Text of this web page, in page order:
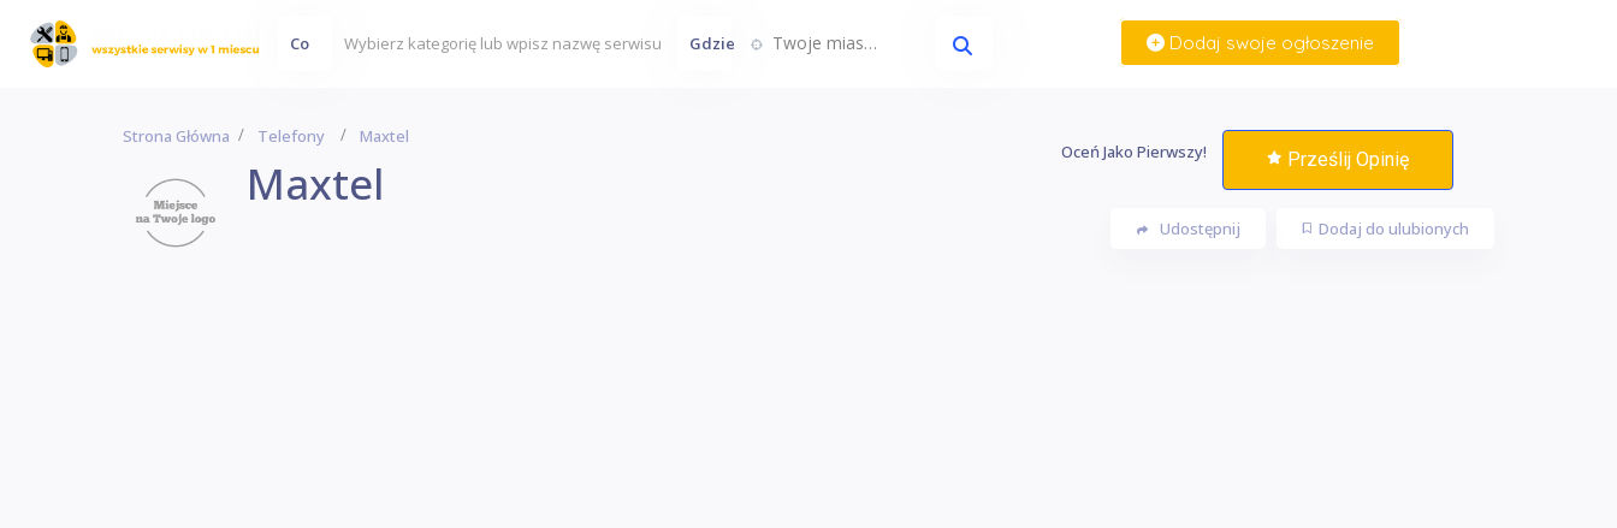
Co Gdzie Twoje miasto... Dodaj swoje ogłoszenie
Strona Główna Telefony Maxtel
Maxtel
Oceń Jako Pierwszy! Prześlij Opinię
Dodaj do ulubionych
Udostępnij